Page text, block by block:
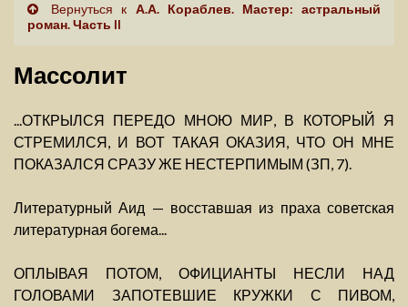
Вернуться к А.А. Кораблев. Мастер: астральный
роман. Часть II
Массолит
...ОТКРЫЛСЯ ПЕРЕДО МНОЮ МИР, В КОТОРЫЙ Я
СТРЕМИЛСЯ, И ВОТ ТАКАЯ ОКАЗИЯ, ЧТО ОН МНЕ
ПОКАЗАЛСЯ СРАЗУ ЖЕ НЕСТЕРПИМЫМ (ЗП, 7).
Литературный Аид — восставшая из праха советская
литературная богема...
ОПЛЫВАЯ ПОТОМ, ОФИЦИАНТЫ НЕСЛИ НАД
ГОЛОВАМИ ЗАПОТЕВШИЕ КРУЖКИ С ПИВОМ,